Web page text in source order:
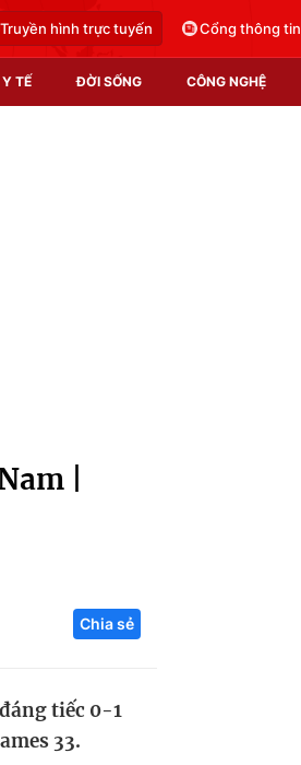
Truyền hình trực tuyến Cổng thông tin
Y TẾ ĐỜI SỐNG CÔNG NGHỆ
Infographic
Hitech Công nghệ tương lai
Thị trường
|
Chia sẻ
tiếc 0-1
33.